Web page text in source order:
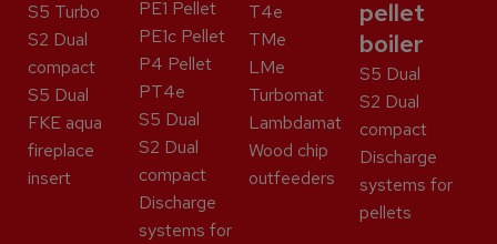
S5 Turbo
S2 Dual
compact
S5 Dual
FKE aqua
fireplace
insert
PE1 Pellet
PE1c Pellet
P4 Pellet
PT4e
S5 Dual
S2 Dual
compact
Discharge
systems for
T4e
TMe
LMe
Turbomat
Lambdamat
Wood chip
outfeeders
pellet
boiler
S5 Dual
S2 Dual
compact
Discharge
systems for
pellets